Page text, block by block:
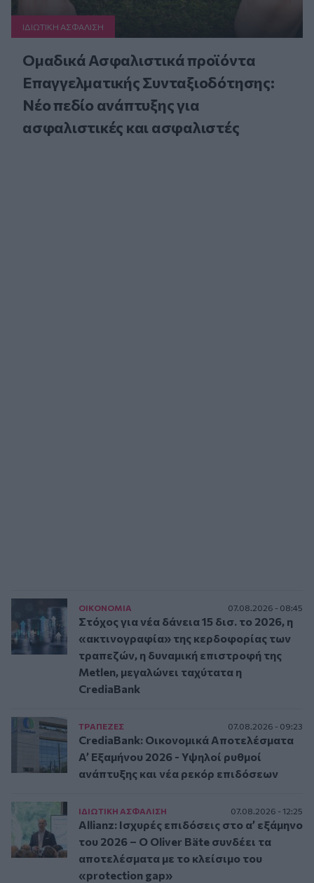
ΙΔΙΩΤΙΚΗ ΑΣΦAΛΙΣΗ
Ομαδικά Ασφαλιστικά προϊόντα
Επαγγελματικής Συνταξιοδότησης:
Νέο πεδίο ανάπτυξης για
ασφαλιστικές και ασφαλιστές
ΟΙΚΟΝΟΜΙΑ 07.08.2026 - 08:45
Στόχος για νέα δάνεια 15 δισ. το 2026, η
«ακτινογραφία» της κερδοφορίας των
τραπεζών, η δυναμική επιστροφή της
Metlen, μεγαλώνει ταχύτατα η
CrediaBank
ΤΡAΠΕΖΕΣ 07.08.2026 - 09:23
CrediaBank: Οικονομικά Αποτελέσματα
A’ Εξαμήνου 2026 - Υψηλοί ρυθμοί
ανάπτυξης και νέα ρεκόρ επιδόσεων
ΙΔΙΩΤΙΚΗ ΑΣΦAΛΙΣΗ 07.08.2026 - 12:25
Allianz: Ισχυρές επιδόσεις στο α’ εξάμηνο
του 2026 – Ο Oliver Bäte συνδέει τα
αποτελέσματα με το κλείσιμο του
«protection gap»